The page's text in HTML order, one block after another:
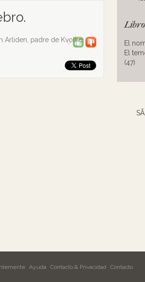
Arliden, padre de Kvothe
0
El
El
(47)
Ayuda Contacto & Privacidad Contacto